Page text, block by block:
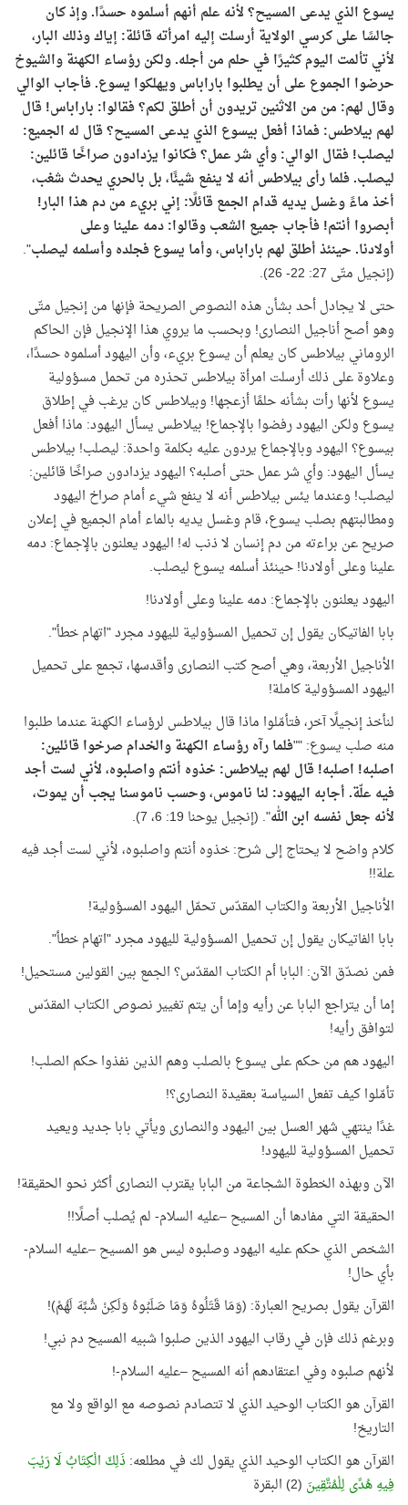
يسوع الذي يدعى المسيح؟ لأنه علم أنهم أسلموه حسدًا.وإذ كان
جالسًا على كرسي الولاية أرسلت إليه امرأته قائلة: إياك وذلك البار،
لأني تألمت اليوم كثيرًا في حلم من أجله.ولكن رؤساء الكهنة والشيوخ
حرضوا الجموع على أن يطلبوا باراباس ويهلكوا يسوع.فأجاب الوالي
وقال لهم: من من الاثنين تريدون أن أطلق لكم؟ فقالوا: باراباس! قال
لهم بيلاطس: فماذا أفعل بيسوع الذي يدعى المسيح؟ قال له الجميع:
ليصلب!فقال الوالي: وأي شر عمل؟ فكانوا يزدادون صراخًا قائلين:
ليصلب. فلما رأى بيلاطس أنه لا ينفع شيئًا، بل بالحري يحدث شغب،
أخذ ماءً وغسل يديه قدام الجمع قائلًا: إني بريء من دم هذا البار!
أبصروا أنتم! فأجاب جميع الشعب وقالوا: دمه علينا وعلى
أولادنا. حينئذ أطلق لهم باراباس، وأما يسوع فجلده وأسلمه ليصلب".
(إنجيل متّى 27: 22- 26).
حتى لا يجادل أحد بشأن هذه النصوص الصريحة فإنها من إنجيل متّى
وهو أصح أناجيل النصارى! وبحسب ما يروي هذا الإنجيل فإن الحاكم
الروماني بيلاطس كان يعلم أن يسوع بريء، وأن اليهود أسلموه حسدًا،
وعلاوة على ذلك أرسلت امرأة بيلاطس تحذره من تحمل مسؤولية
يسوع لأنها رأت بشأنه حلمًا أزعجها! وبيلاطس كان يرغب في إطلاق
يسوع ولكن اليهود رفضوا بالإجماع! بيلاطس يسأل اليهود: ماذا أفعل
بيسوع؟ اليهود وبالإجماع يردون عليه بكلمة واحدة: ليصلب! بيلاطس
يسأل اليهود: وأي شر عمل حتى أصلبه؟ اليهود يزدادون صراخًا قائلين:
ليصلب! وعندما يئس بيلاطس أنه لا ينفع شيء أمام صراخ اليهود
ومطالبتهم بصلب يسوع، قام وغسل يديه بالماء أمام الجميع في إعلان
صريح عن براءته من دم إنسان لا ذنب له! اليهود يعلنون بالإجماع: دمه
علينا وعلى أولادنا! حينئذ أسلمه يسوع ليصلب.
اليهود يعلنون بالإجماع: دمه علينا وعلى أولادنا!
بابا الفاتيكان يقول إن تحميل المسؤولية لليهود مجرد "اتهام خطأ".
الأناجيل الأربعة، وهي أصح كتب النصارى وأقدسها، تجمع على تحميل
اليهود المسؤولية كاملة!
لنأخذ إنجيلًا آخر، فتأمّلوا ماذا قال بيلاطس لرؤساء الكهنة عندما طلبوا
منه صلب يسوع: ""فلما رآه رؤساء الكهنة والخدام صرخوا قائلين:
اصلبه! اصلبه! قال لهم بيلاطس: خذوه أنتم واصلبوه، لأني لست أجد
فيه علّة. أجابه اليهود: لنا ناموس، وحسب ناموسنا يجب أن يموت،
لأنه جعل نفسه ابن الله". (إنجيل يوحنا 19: 6، 7).
كلام واضح لا يحتاج إلى شرح: خذوه أنتم واصلبوه، لأني لست أجد فيه
علة!!
الأناجيل الأربعة والكتاب المقدّس تحمّل اليهود المسؤولية!
بابا الفاتيكان يقول إن تحميل المسؤولية لليهود مجرد "اتهام خطأ".
فمن نصدّق الآن: البابا أم الكتاب المقدّس؟ الجمع بين القولين مستحيل!
إما أن يتراجع البابا عن رأيه وإما أن يتم تغيير نصوص الكتاب المقدّس
لتوافق رأيه!
اليهود هم من حكم على يسوع بالصلب وهم الذين نفذوا حكم الصلب!
تأمّلوا كيف تفعل السياسة بعقيدة النصارى؟!
غدًا ينتهي شهر العسل بين اليهود والنصارى ويأتي بابا جديد ويعيد
تحميل المسؤولية لليهود!
الآن وبهذه الخطوة الشجاعة من البابا يقترب النصارى أكثر نحو الحقيقة!
الحقيقة التي مفادها أن المسيح –عليه السلام- لم يُصلب أصلًا!!
الشخص الذي حكم عليه اليهود وصلبوه ليس هو المسيح –عليه السلام-
بأي حال!
القرآن يقول بصريح العبارة: (وَمَا قَتَلُوهُ وَمَا صَلَبُوهُ وَلَكِنْ شُبِّهَ لَهُمْ)!
وبرغم ذلك فإن في رقاب اليهود الذين صلبوا شبيه المسيح دم نبي!
لأنهم صلبوه وفي اعتقادهم أنه المسيح –عليه السلام-!
القرآن هو الكتاب الوحيد الذي لا تتصادم نصوصه مع الواقع ولا مع
التاريخ!
القرآن هو الكتاب الوحيد الذي يقول لك في مطلعه: ذَلِكَ الْكِتَابُ لَا رَيْبَ
فِيهِ هُدًى لِلْمُتَّقِينَ (2) البقرة